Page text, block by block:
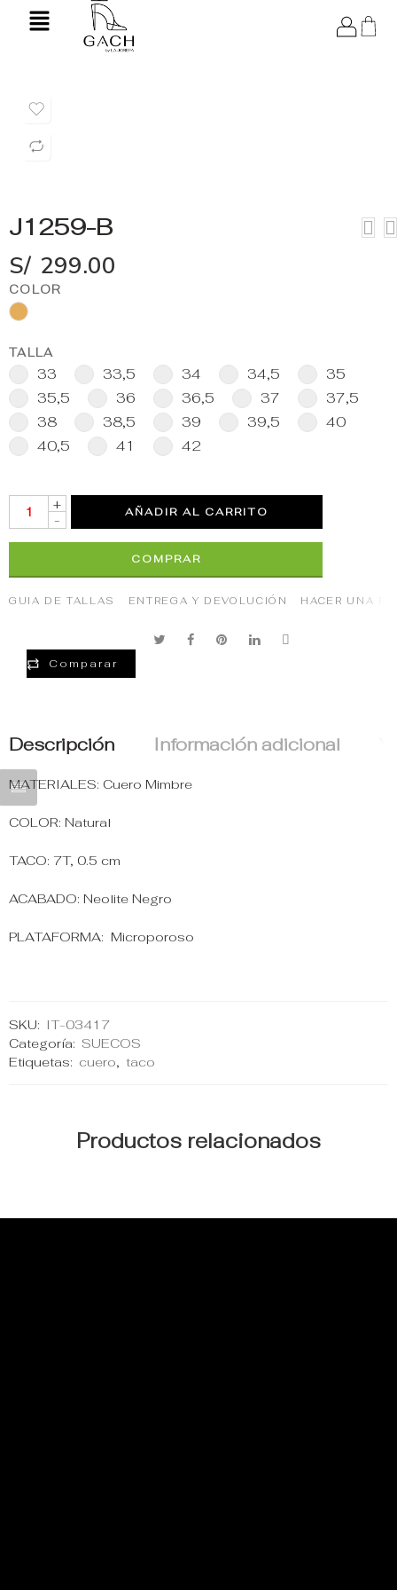
J1259-B
S/ 299.00
COLOR
TALLA
33 33,5 34 34,5
35
35,5
36 36,5 37
37,5
38
38,5 39 39,5
40
40,5
41 42
+
-
AÑADIR AL CARRITO
COMPRAR
GUIA DE TALLAS ENTREGA Y DEVOLUCIÓN HACER UNA
Comparar
Descripción Información adicional
MATERIALES: Cuero Mimbre
COLOR: Natural
TACO: 7T, 0.5 cm
ACABADO: Neolite Negro
PLATAFORMA: Microporoso
SKU: IT-03417
Categoría: SUECOS
Etiquetas: cuero, taco
Productos relacionados